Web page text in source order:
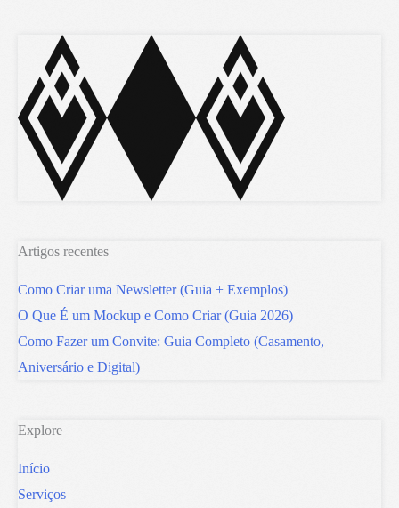
Artigos recentes
Como Criar uma Newsletter (Guia + Exemplos)
O Que É um Mockup e Como Criar (Guia 2026)
Como Fazer um Convite: Guia Completo (Casamento,
Aniversário e Digital)
Explore
Início
Serviços